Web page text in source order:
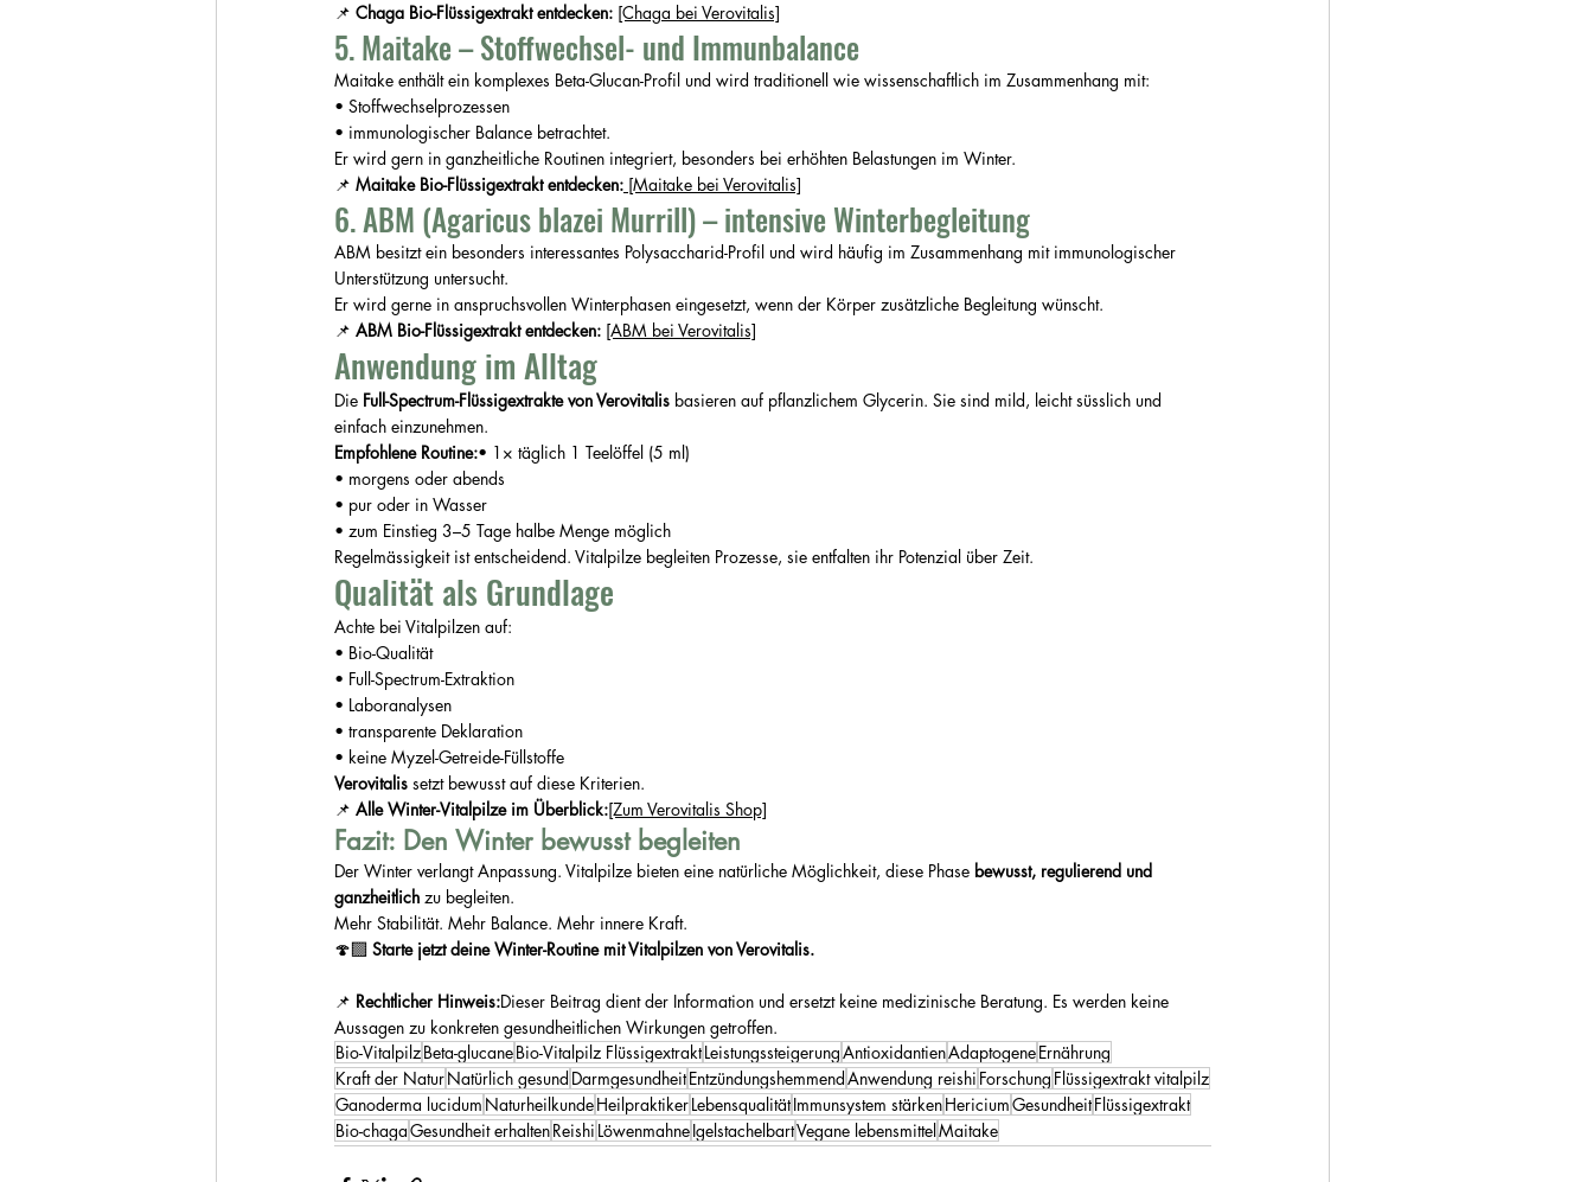
📌 Chaga Bio-Flüssigextrakt entdecken: [Chaga bei Verovitalis]
5. Maitake – Stoffwechsel- und Immunbalance
Maitake enthält ein komplexes Beta-Glucan-Profil und wird traditionell wie wissenschaftlich im Zusammenhang mit:
• Stoffwechselprozessen
• immunologischer Balance betrachtet.
Er wird gern in ganzheitliche Routinen integriert, besonders bei erhöhten Belastungen im Winter.
📌 Maitake Bio-Flüssigextrakt entdecken: [Maitake bei Verovitalis]
6. ABM (Agaricus blazei Murrill) – intensive Winterbegleitung
ABM besitzt ein besonders interessantes Polysaccharid-Profil und wird häufig im Zusammenhang mit immunologischer
Unterstützung untersucht.
Er wird gerne in anspruchsvollen Winterphasen eingesetzt, wenn der Körper zusätzliche Begleitung wünscht.
📌 ABM Bio-Flüssigextrakt entdecken: [ABM bei Verovitalis]
Anwendung im Alltag
Die Full-Spectrum-Flüssigextrakte von Verovitalis basieren auf pflanzlichem Glycerin. Sie sind mild, leicht süsslich und
einfach einzunehmen.
Empfohlene Routine:• 1× täglich 1 Teelöffel (5 ml)
• morgens oder abends
• pur oder in Wasser
• zum Einstieg 3–5 Tage halbe Menge möglich
Regelmässigkeit ist entscheidend. Vitalpilze begleiten Prozesse, sie entfalten ihr Potenzial über Zeit.
Qualität als Grundlage
Achte bei Vitalpilzen auf:
• Bio-Qualität
• Full-Spectrum-Extraktion
• Laboranalysen
• transparente Deklaration
• keine Myzel-Getreide-Füllstoffe
Verovitalis setzt bewusst auf diese Kriterien.
📌 Alle Winter-Vitalpilze im Überblick:[Zum Verovitalis Shop]
Fazit: Den Winter bewusst begleiten
Der Winter verlangt Anpassung. Vitalpilze bieten eine natürliche Möglichkeit, diese Phase bewusst, regulierend und
ganzheitlich zu begleiten.
Mehr Stabilität. Mehr Balance. Mehr innere Kraft.
🍄‍🟫 Starte jetzt deine Winter-Routine mit Vitalpilzen von Verovitalis.
📌 Rechtlicher Hinweis:Dieser Beitrag dient der Information und ersetzt keine medizinische Beratung. Es werden keine
Aussagen zu konkreten gesundheitlichen Wirkungen getroffen.
Bio-VitalpilzBeta-glucaneBio-Vitalpilz FlüssigextraktLeistungssteigerungAntioxidantienAdaptogeneErnährung
Kraft der NaturNatürlich gesund DarmgesundheitEntzündungshemmendAnwendung reishi Forschung Flüssigextrakt vitalpilz
Ganoderma lucidum NaturheilkundeHeilpraktikerLebensqualitätImmunsystem stärkenHericiumGesundheitFlüssigextrakt
Bio-chagaGesundheit erhaltenReishi LöwenmahneIgelstachelbartVegane lebensmittelMaitake